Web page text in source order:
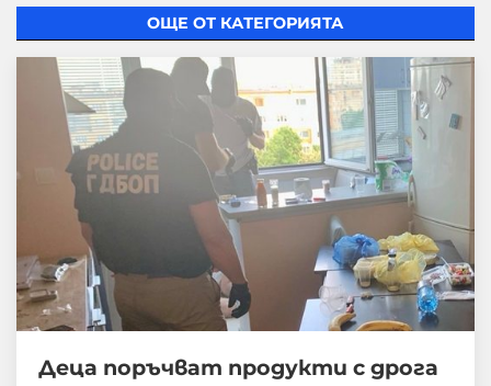
ОЩЕ ОТ КАТЕГОРИЯТА
Деца поръчват продукти с дрога